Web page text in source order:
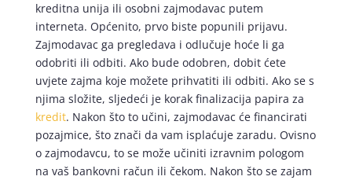
kreditna unija ili osobni zajmodavac putem
interneta. Općenito, prvo biste popunili prijavu.
Zajmodavac ga pregledava i odlučuje hoće li ga
odobriti ili odbiti. Ako bude odobren, dobit ćete
uvjete zajma koje možete prihvatiti ili odbiti. Ako se s
njima složite, sljedeći je korak finalizacija papira za
kredit. Nakon što to učini, zajmodavac će financirati
pozajmice, što znači da vam isplaćuje zaradu. Ovisno
o zajmodavcu, to se može učiniti izravnim pologom
na vaš bankovni račun ili čekom. Nakon što se zajam